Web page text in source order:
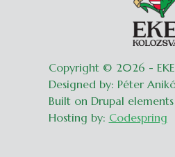
Copyright © 2026 - EKE
Designed by: Péter
Built on Drupal elements
Hosting by: Codespring